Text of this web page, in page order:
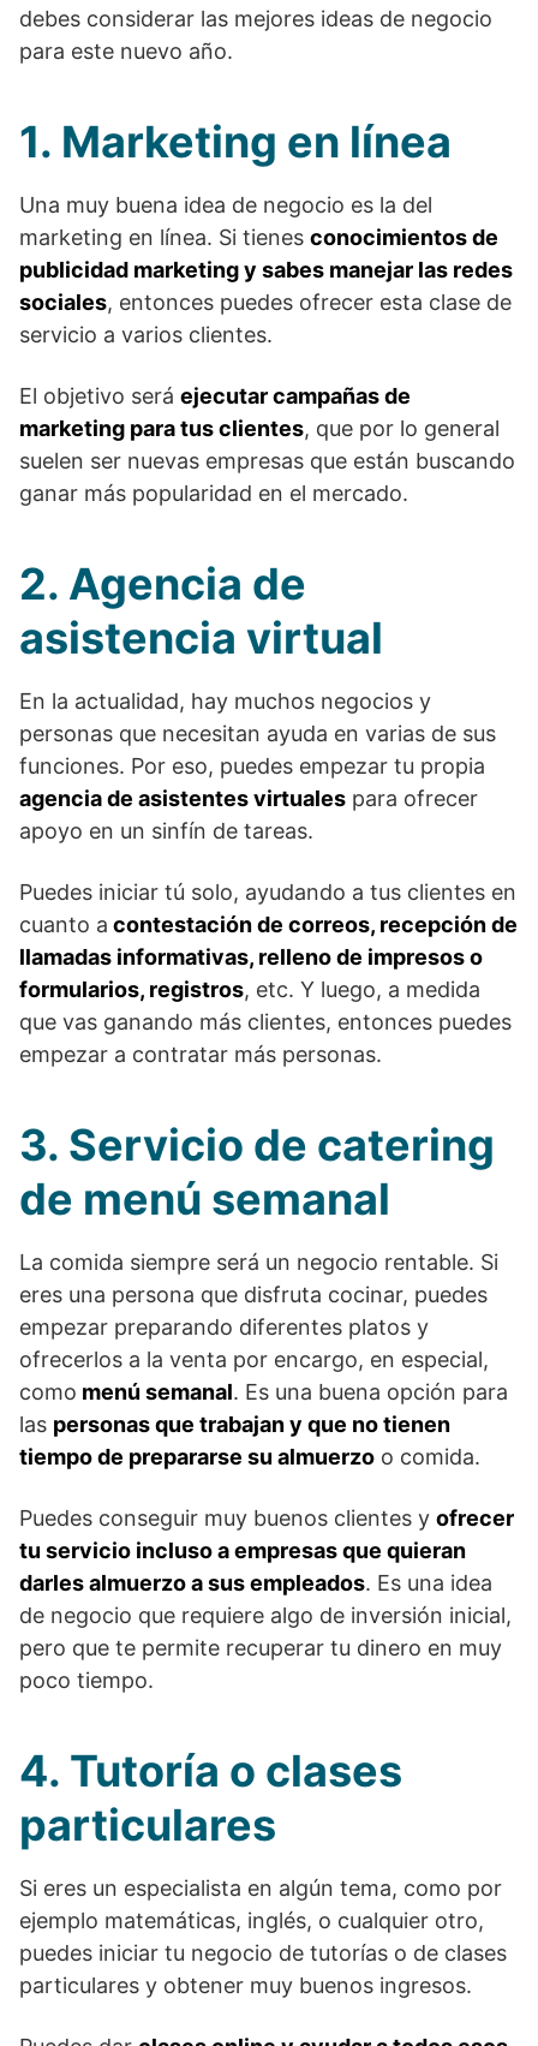
debes considerar las mejores ideas de negocio
para este nuevo año.
1. Marketing en línea
Una muy buena idea de negocio es la del
marketing en línea. Si tienes conocimientos de
publicidad marketing y sabes manejar las redes
sociales, entonces puedes ofrecer esta clase de
servicio a varios clientes.
El objetivo será ejecutar campañas de
marketing para tus clientes, que por lo general
suelen ser nuevas empresas que están buscando
ganar más popularidad en el mercado.
2. Agencia de
asistencia virtual
En la actualidad, hay muchos negocios y
personas que necesitan ayuda en varias de sus
funciones. Por eso, puedes empezar tu propia
agencia de asistentes virtuales para ofrecer
apoyo en un sinfín de tareas.
Puedes iniciar tú solo, ayudando a tus clientes en
cuanto a contestación de correos, recepción de
llamadas informativas, relleno de impresos o
formularios, registros, etc. Y luego, a medida
que vas ganando más clientes, entonces puedes
empezar a contratar más personas.
3. Servicio de catering
de menú semanal
La comida siempre será un negocio rentable. Si
eres una persona que disfruta cocinar, puedes
empezar preparando diferentes platos y
ofrecerlos a la venta por encargo, en especial,
como menú semanal. Es una buena opción para
las personas que trabajan y que no tienen
tiempo de prepararse su almuerzo o comida.
Puedes conseguir muy buenos clientes y ofrecer
tu servicio incluso a empresas que quieran
darles almuerzo a sus empleados. Es una idea
de negocio que requiere algo de inversión inicial,
pero que te permite recuperar tu dinero en muy
poco tiempo.
4. Tutoría o clases
particulares
Si eres un especialista en algún tema, como por
ejemplo matemáticas, inglés, o cualquier otro,
puedes iniciar tu negocio de tutorías o de clases
particulares y obtener muy buenos ingresos.